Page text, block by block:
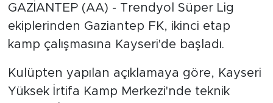
GAZİANTEP (AA) - Trendyol Süper Lig
ekiplerinden Gaziantep FK, ikinci etap
kamp çalışmasına Kayseri'de başladı.
Kulüpten yapılan açıklamaya göre, Kayseri
Yüksek İrtifa Kamp Merkezi'nde teknik